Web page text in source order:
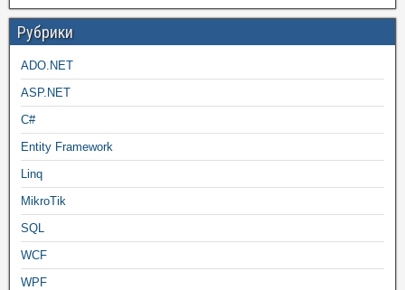
Рубрики
ADO.NET
ASP.NET
C#
Entity Framework
Linq
MikroTik
SQL
WCF
WPF